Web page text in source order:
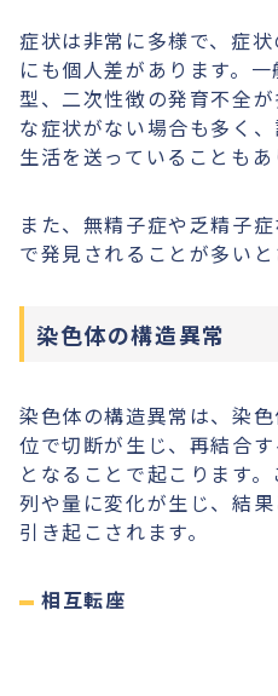
症状は非常に多様で、症
にも個人差があります。
型、二次性徴の発育不全
な症状がない場合も多く
生活を送っていることもあ
また、無精子症や乏精子
で発見されることが多いと
染色体の構造異常
染色体の構造異常は、染
位で切断が生じ、再結合
となることで起こります
列や量に変化が生じ、結
引き起こされます。
相互転座